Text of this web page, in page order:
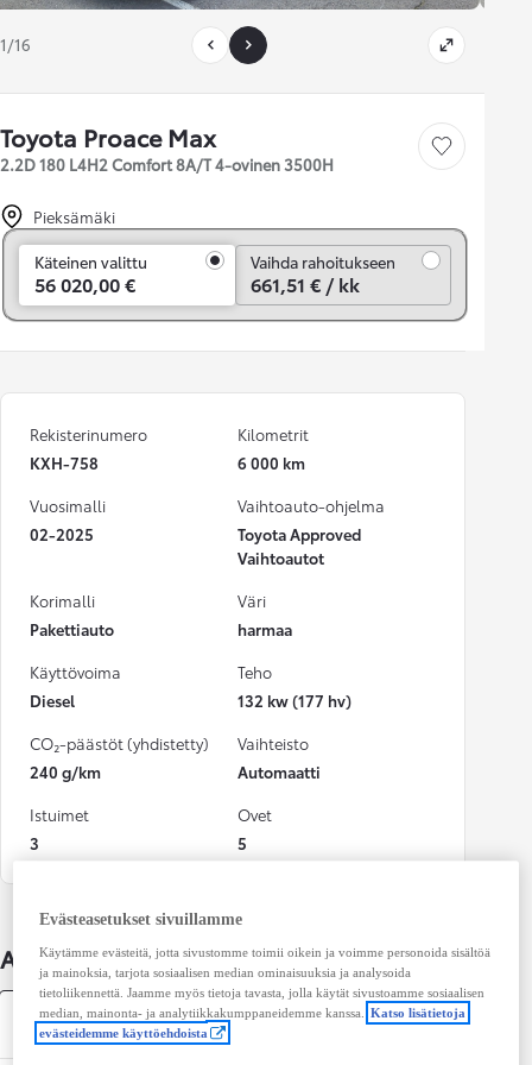
1/16
Toyota Proace Max
2.2D 180 L4H2 Comfort 8A/T 4-ovinen 3500H
Tallenna auto
Pieksämäki
Käteinen valittu
56 020,00 €
Vaihda rahoitukseen
661,51 € / kk
Rekisterinumero
KXH-758
Kilometrit
6 000 km
Vuosimalli
02-2025
Vaihtoauto-ohjelma
Toyota Approved
Vaihtoautot
Korimalli
Pakettiauto
Väri
harmaa
Käyttövoima
Diesel
Teho
132 kw (177 hv)
CO₂-päästöt (yhdistetty)
240 g/km
Vaihteisto
Automaatti
Istuimet
3
Ovet
5
Auton lisätiedot
Tekniset tiedot
Evästeasetukset sivuillamme
Käytämme evästeitä, jotta sivustomme toimii oikein ja voimme personoida sisältöä
ja mainoksia, tarjota sosiaalisen median ominaisuuksia ja analysoida
tietoliikennettä. Jaamme myös tietoja tavasta, jolla käytät sivustoamme sosiaalisen
median, mainonta- ja analytiikkakumppaneidemme kanssa.
Katso lisätietoja
evästeidemme käyttöehdoista